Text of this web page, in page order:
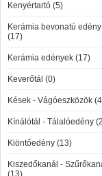
Kenyértartó (5)
Kerámia bevonatú edény
(17)
Kerámia edények (17)
Keverőtál (0)
Kések - Vágóeszközök
Kínálótál - Tálalóedény
Kiöntőedény (13)
Kiszedőkanál -
(13)